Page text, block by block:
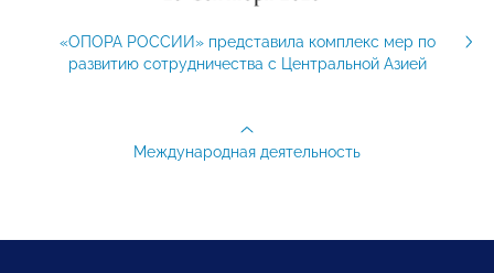
«ОПОРА РОССИИ» представила комплекс мер по
развитию сотрудничества с Центральной Азией
Международная деятельность